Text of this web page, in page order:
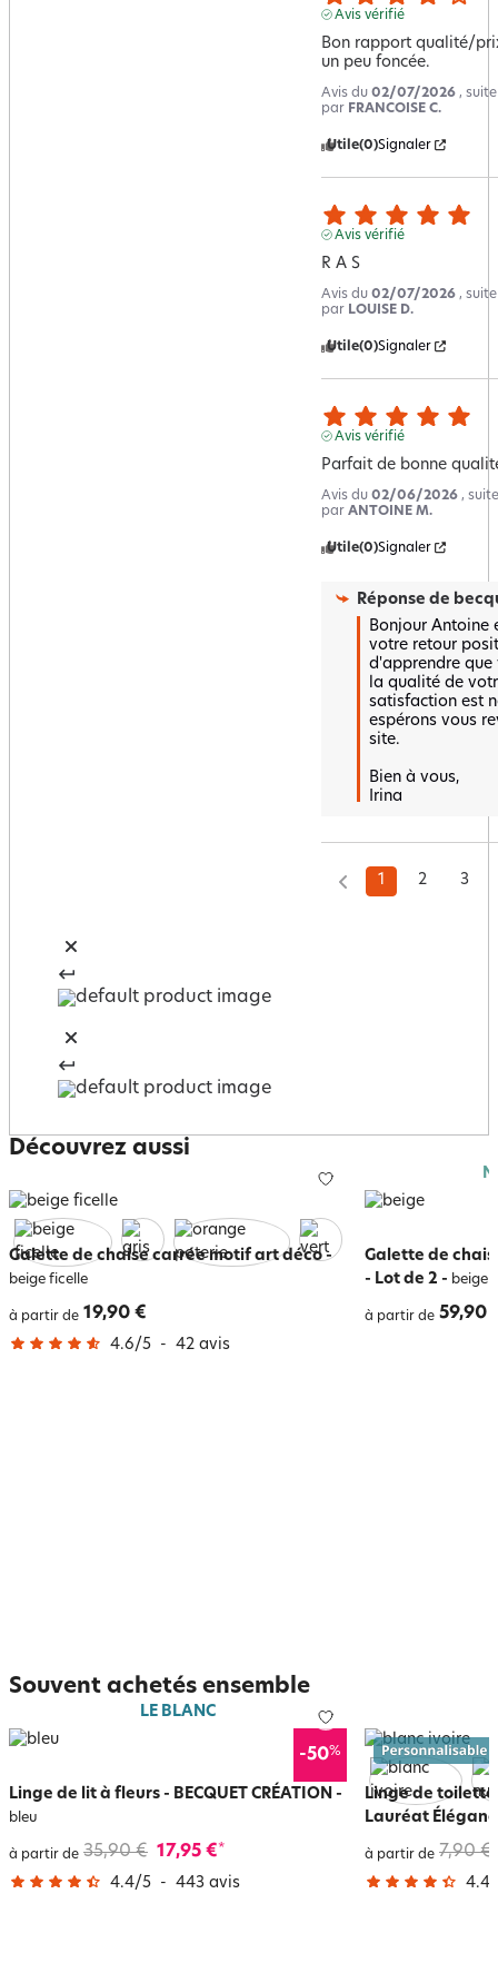
Avis vérifié
Bon rapport qualité/
un peu foncée.
Avis du 02/07/2026 ,
par FRANCOISE C.
Utile(0)Signaler
Avis vérifié
R A S
Avis du 02/07/2026 ,
par LOUISE D.
Utile(0)Signaler
Avis vérifié
Parfait de bonne
Avis du 02/06/2026 ,
par ANTOINE M.
Utile(0)Signaler
Réponse de
Bonjour Antoine
votre retour
d'apprendre
la qualité de
satisfaction est
espérons vous
site.
Bien à vous,
Irina
1 2 3
Découvrez aussi
Galette de chaise carrée motif art déco-
beige ficelle
à partir de 19,90 €
4.6/5 - 42 avis
Galette de
- Lot de 2 - beige
à partir de 59,90
Souvent achetés ensemble
LE BLANC
-50%
Linge de lit à fleurs - BECQUET CRÉATION -
bleu
à partir de 35,90 € 17,95 €*
4.4/5 - 443 avis
Linge de toilette
Lauréat
à partir de 7,90 €
4.4